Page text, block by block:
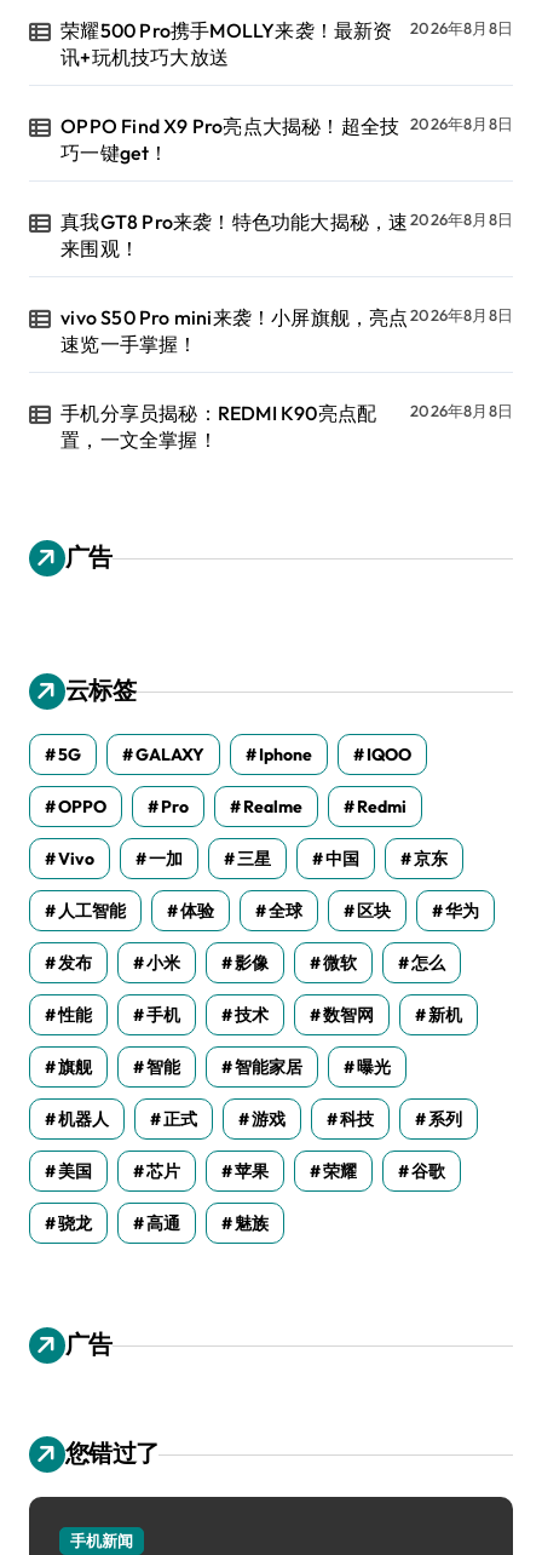
荣耀500 Pro携手MOLLY来袭！最新资
讯+玩机技巧大放送
2026年8月8日
OPPO Find X9 Pro亮点大揭秘！超全技
巧一键get！
2026年8月8日
真我GT8 Pro来袭！特色功能大揭秘，速
来围观！
2026年8月8日
vivo S50 Pro mini来袭！小屏旗舰，亮点
速览一手掌握！
2026年8月8日
手机分享员揭秘：REDMI K90亮点配
置，一文全掌握！
2026年8月8日
广告
云标签
5G GALAXY Iphone IQOO
OPPO Pro Realme Redmi
Vivo 一加 三星 中国 京东
人工智能 体验 全球 区块 华为
发布 小米 影像 微软 怎么
性能 手机 技术 数智网 新机
旗舰 智能 智能家居 曝光
机器人 正式 游戏 科技 系列
美国 芯片 苹果 荣耀 谷歌
骁龙 高通 魅族
广告
您错过了
手机新闻